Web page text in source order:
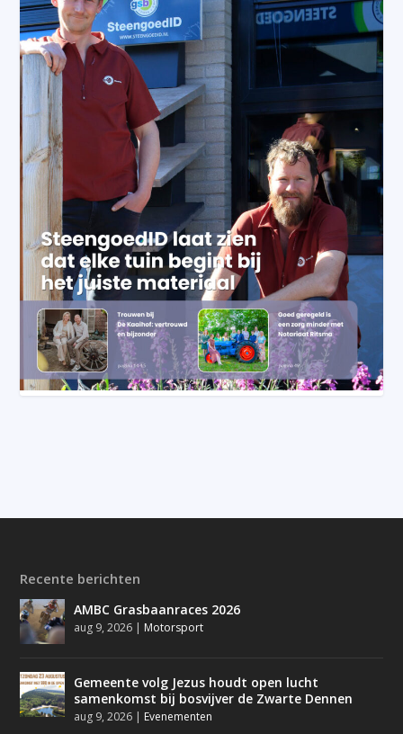
Recente berichten
AMBC Grasbaanraces 2026
aug 9, 2026 | Motorsport
Gemeente volg Jezus houdt open lucht
samenkomst bij bosvijver de Zwarte Dennen
aug 9, 2026 | Evenementen